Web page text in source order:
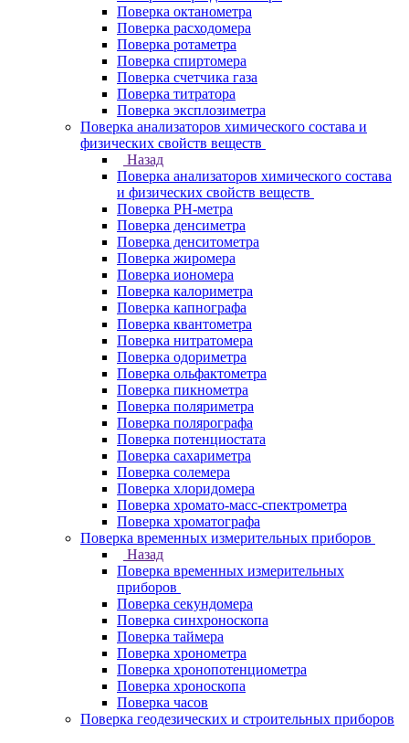
Поверка октанометра
Поверка расходомера
Поверка ротаметра
Поверка спиртомера
Поверка счетчика газа
Поверка титратора
Поверка эксплозиметра
Поверка анализаторов химического состава и
физических свойств веществ
Назад
Поверка анализаторов химического состава
и физических свойств веществ
Поверка PH-метра
Поверка денсиметра
Поверка денситометра
Поверка жиромера
Поверка иономера
Поверка калориметра
Поверка капнографа
Поверка квантометра
Поверка нитратомера
Поверка одориметра
Поверка ольфактометра
Поверка пикнометра
Поверка поляриметра
Поверка полярографа
Поверка потенциостата
Поверка сахариметра
Поверка солемера
Поверка хлоридомера
Поверка хромато-масс-спектрометра
Поверка хроматографа
Поверка временных измерительных приборов
Назад
Поверка временных измерительных
приборов
Поверка секундомера
Поверка синхроноскопа
Поверка таймера
Поверка хронометра
Поверка хронопотенциометра
Поверка хроноскопа
Поверка часов
Поверка геодезических и строительных приборов